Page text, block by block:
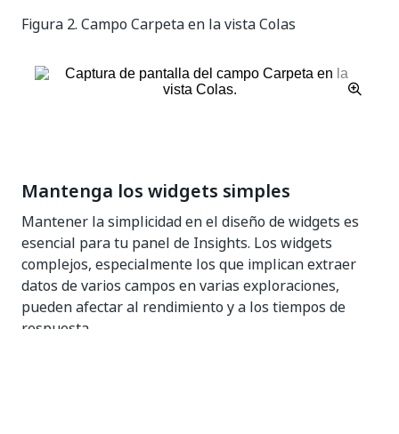
Figura 2. Campo Carpeta en la vista Colas
Mantenga los widgets simples
Mantener la simplicidad en el diseño de widgets es
esencial para tu panel de Insights. Los widgets
complejos, especialmente los que implican extraer
datos de varios campos en varias exploraciones,
pueden afectar al rendimiento y a los tiempos de
respuesta.